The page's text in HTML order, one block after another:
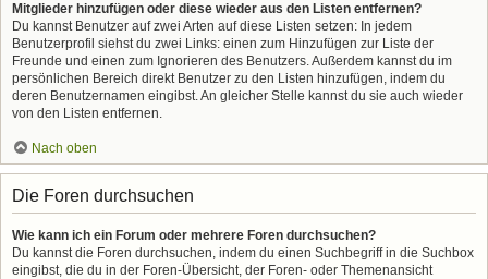
Mitglieder hinzufügen oder diese wieder aus den Listen entfernen?
Du kannst Benutzer auf zwei Arten auf diese Listen setzen: In jedem
Benutzerprofil siehst du zwei Links: einen zum Hinzufügen zur Liste der
Freunde und einen zum Ignorieren des Benutzers. Außerdem kannst du im
persönlichen Bereich direkt Benutzer zu den Listen hinzufügen, indem du
deren Benutzernamen eingibst. An gleicher Stelle kannst du sie auch wieder
von den Listen entfernen.
Nach oben
Die Foren durchsuchen
Wie kann ich ein Forum oder mehrere Foren durchsuchen?
Du kannst die Foren durchsuchen, indem du einen Suchbegriff in die Suchbox
eingibst, die du in der Foren-Übersicht, der Foren- oder Themenansicht